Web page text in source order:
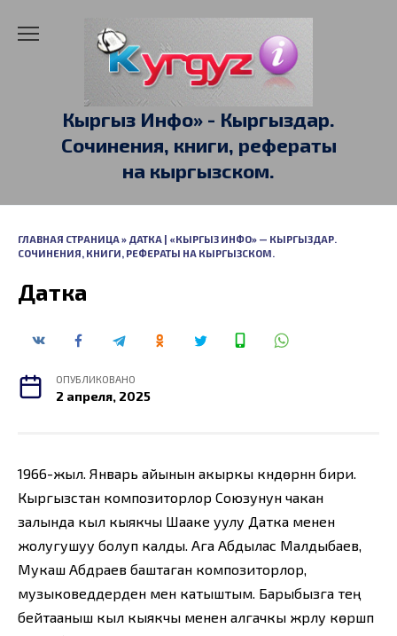
Кыргыз Инфо» - Кыргыздар.
Сочинения, книги, рефераты
на кыргызском.
ГЛАВНАЯ СТРАНИЦА» ДАТКА | «КЫРГЫЗ ИНФО» — КЫРГЫЗДАР.
СОЧИНЕНИЯ, КНИГИ, РЕФЕРАТЫ НА КЫРГЫЗСКОМ.
Датка
ОПУБЛИКОВАНО
2 апреля, 2025
1966-жыл. Январь айынын акыркы күндөрүнүн бири.
Кыргызстан композиторлор Союзунун чакан
залында кыл кыякчы Шааке уулу Датка менен
жолугушуу болуп калды. Ага Абдылас Малдыбаев,
Мукаш Абдраев баштаган композиторлор,
музыковеддерден мен катыштым. Барыбызга тең
бейтааныш кыл кыякчы менен алгачкы жрлу көрүшүп